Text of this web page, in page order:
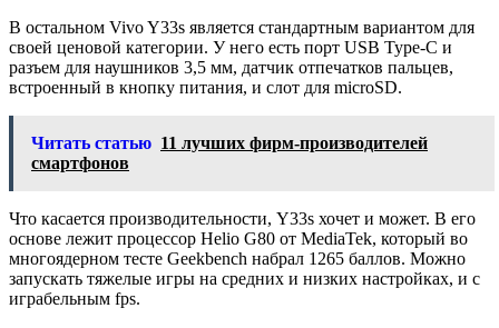
В остальном Vivo Y33s является стандартным вариантом для
своей ценовой категории. У него есть порт USB Type-C и
разъем для наушников 3,5 мм, датчик отпечатков пальцев,
встроенный в кнопку питания, и слот для microSD.
Читать статью 11 лучших фирм-производителей
смартфонов
Что касается производительности, Y33s хочет и может. В его
основе лежит процессор Helio G80 от MediaTek, который во
многоядерном тесте Geekbench набрал 1265 баллов. Можно
запускать тяжелые игры на средних и низких настройках, и с
играбельным fps.